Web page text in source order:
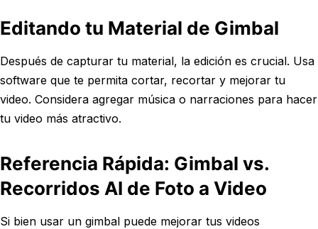
Editando tu Material de Gimbal
Después de capturar tu material, la edición es crucial. Usa
software que te permita cortar, recortar y mejorar tu
video. Considera agregar música o narraciones para hacer
tu video más atractivo.
Referencia Rápida: Gimbal vs.
Recorridos AI de Foto a Video
Si bien usar un gimbal puede mejorar tus videos